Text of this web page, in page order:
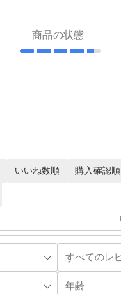
商品の状態
いいね数順 購入確認順